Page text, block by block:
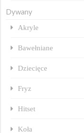
Dywany
Akryle
Bawełniane
Dziecięce
Fryz
Hitset
Koła